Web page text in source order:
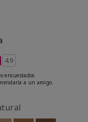
de 3,7 de 5
4.9
encuestados
a un amigo.